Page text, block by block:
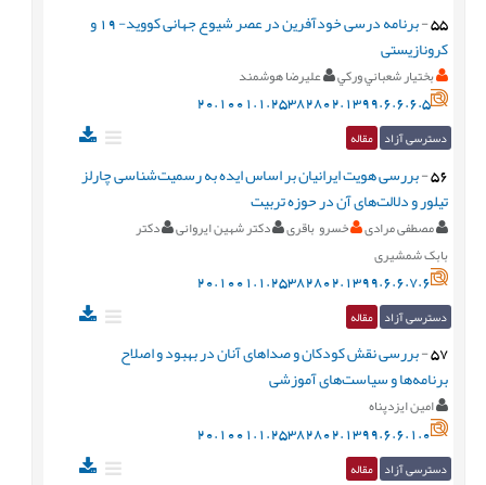
55
-
برنامه درسی خودآفرین در عصر شیوع جهانی کووید- 19 و
کرونازیستی
بختيار شعباني وركي علیرضا هوشمند
20.1001.1.25382802.1399.6.6.6.5
دسترسی آزاد مقاله
56
-بررسی هویت ایرانیان بر اساس ایده به ‌رسمیت‌شناسی چارلز
تیلور و دلالت‌های آن در حوزه تربیت
مصطفی مرادی خسرو باقری دکتر شهین ایروانی
دکتر
بابک شمشیری
20.1001.1.25382802.1399.6.6.7.6
دسترسی آزاد مقاله
57
-بررسی نقش کودکان و صداهای آنان در بهبود و اصلاح
برنامه‌ها و سیاست‌های آموزشی
امین ایزدپناه
20.1001.1.25382802.1399.6.6.1.0
دسترسی آزاد مقاله